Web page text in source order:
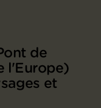
de
l'Europe)
et